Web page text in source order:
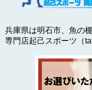
兵庫県は明石市、魚の
専門店起己スポーツ（